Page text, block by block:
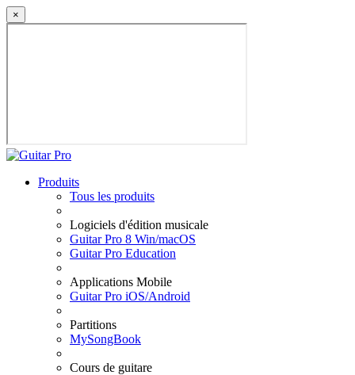
×
Produits
Tous les produits
Logiciels d'édition musicale
Guitar Pro 8 Win/macOS
Guitar Pro Education
Applications Mobile
Guitar Pro iOS/Android
Partitions
MySongBook
Cours de guitare